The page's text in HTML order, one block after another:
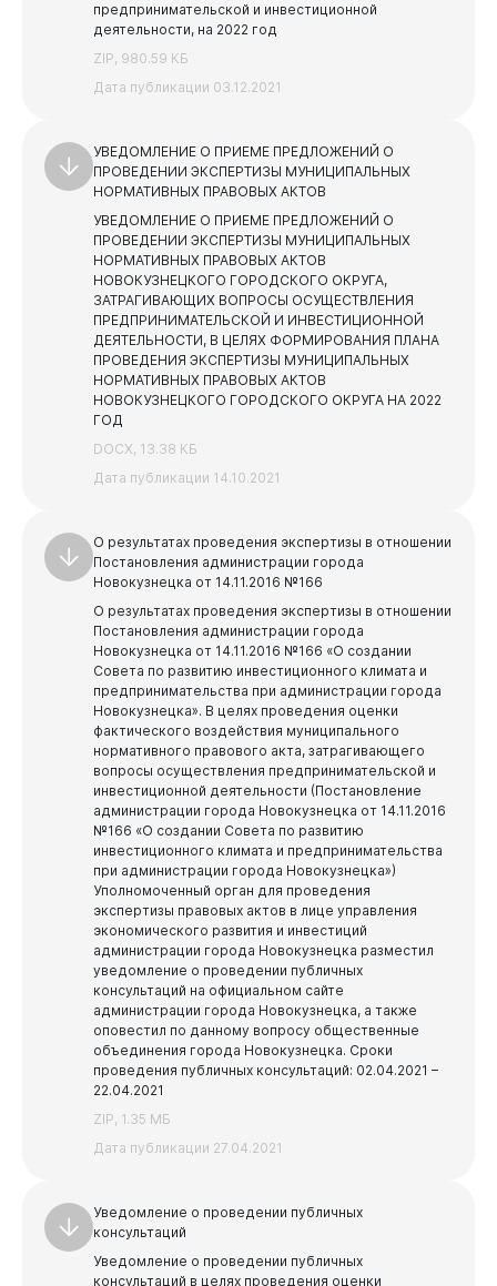
Горожанам
Бизнесу
Документы
Учреждения, подведомственные Комитету
образования и науки
предпринимательской и инвестиционной
деятельности, на 2022 год
ZIP, 980.59 КБ
Дата публикации 03.12.2021
УВЕДОМЛЕНИЕ О ПРИЕМЕ ПРЕДЛОЖЕНИЙ О
ПРОВЕДЕНИИ ЭКСПЕРТИЗЫ МУНИЦИПАЛЬНЫХ
НОРМАТИВНЫХ ПРАВОВЫХ АКТОВ
УВЕДОМЛЕНИЕ О ПРИЕМЕ ПРЕДЛОЖЕНИЙ О
ПРОВЕДЕНИИ ЭКСПЕРТИЗЫ МУНИЦИПАЛЬНЫХ
НОРМАТИВНЫХ ПРАВОВЫХ АКТОВ
НОВОКУЗНЕЦКОГО ГОРОДСКОГО ОКРУГА,
ЗАТРАГИВАЮЩИХ ВОПРОСЫ ОСУЩЕСТВЛЕНИЯ
ПРЕДПРИНИМАТЕЛЬСКОЙ И ИНВЕСТИЦИОННОЙ
ДЕЯТЕЛЬНОСТИ, В ЦЕЛЯХ ФОРМИРОВАНИЯ ПЛАНА
ПРОВЕДЕНИЯ ЭКСПЕРТИЗЫ МУНИЦИПАЛЬНЫХ
НОРМАТИВНЫХ ПРАВОВЫХ АКТОВ
НОВОКУЗНЕЦКОГО ГОРОДСКОГО ОКРУГА НА 2022
ГОД
DOCX, 13.38 КБ
Дата публикации 14.10.2021
О результатах проведения экспертизы в отношении
Постановления администрации города
Новокузнецка от 14.11.2016 №166
О результатах проведения экспертизы в отношении
Постановления администрации города
Новокузнецка от 14.11.2016 №166 «О создании
Совета по развитию инвестиционного климата и
предпринимательства при администрации города
Новокузнецка». В целях проведения оценки
фактического воздействия муниципального
нормативного правового акта, затрагивающего
вопросы осуществления предпринимательской и
инвестиционной деятельности (Постановление
администрации города Новокузнецка от 14.11.2016
№166 «О создании Совета по развитию
инвестиционного климата и предпринимательства
при администрации города Новокузнецка»)
Уполномоченный орган для проведения
экспертизы правовых актов в лице управления
экономического развития и инвестиций
администрации города Новокузнецка разместил
уведомление о проведении публичных
консультаций на официальном сайте
администрации города Новокузнецка, а также
оповестил по данному вопросу общественные
объединения города Новокузнецка. Сроки
проведения публичных консультаций: 02.04.2021 –
22.04.2021
ZIP, 1.35 МБ
Дата публикации 27.04.2021
Уведомление о проведении публичных
консультаций
Уведомление о проведении публичных
консультаций в целях проведения оценки